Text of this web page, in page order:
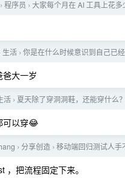
› 程序员 › 大家每个月在 AI 工具上花
生活 › 你是在什么时候意识到自己已经
大一岁
活 › 夏天除了穿洞洞鞋，还能穿什么？
可以穿😂
› 分享创造 › 移动端回归测试人
，把流程固定下来。